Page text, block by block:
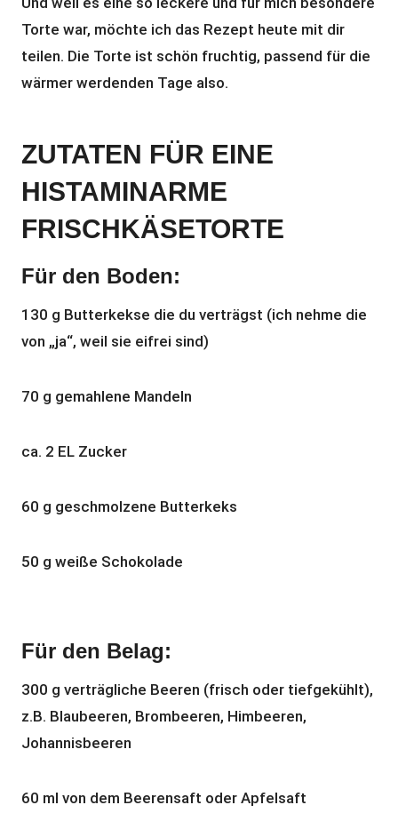
Torte war, möchte ich das Rezept heute mit dir
teilen. Die Torte ist schön fruchtig, passend für die
wärmer werdenden Tage also.
ZUTATEN FÜR EINE
HISTAMINARME
FRISCHKÄSETORTE
Für den Boden:
130 g Butterkekse die du verträgst (ich nehme die
von „ja“, weil sie eifrei sind)
70 g gemahlene Mandeln
ca. 2 EL Zucker
60 g geschmolzene Butterkeks
50 g weiße Schokolade
Für den Belag:
300 g verträgliche Beeren (frisch oder tiefgekühlt),
z.B. Blaubeeren, Brombeeren, Himbeeren,
Johannisbeeren
60 ml von dem Beerensaft oder Apfelsaft